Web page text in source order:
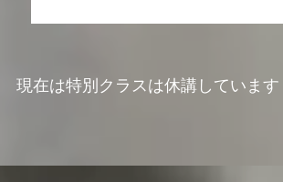
現在は特別クラスは休講しています